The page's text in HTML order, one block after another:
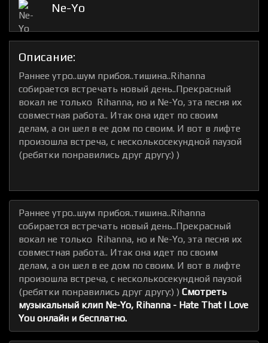
Ne-Yo
Описание:
Раннее утро..шум прибоя..тишина..Rihanna
собирается встречать новый день..Прекрасный
вокал не только Rihanna, но и Ne-Yo, эта песня их
совместная работа.. Итак она идет по своим
делам, а он шел в ее дом по своим. И вот в лифте
произошла встреча, с несколькосекундной паузой
(ребятки понравились друг другу:) )
Раннее утро..шум прибоя..тишина..Rihanna
собирается встречать новый день..Прекрасный
вокал не только Rihanna, но и Ne-Yo, эта песня их
совместная работа.. Итак она идет по своим
делам, а он шел в ее дом по своим. И вот в лифте
произошла встреча, с несколькосекундной паузой
(ребятки понравились друг другу:) ) Смотреть
музыкальный клип Ne-Yo, Rihanna - Hate That I Love
You онлайн и бесплатно.